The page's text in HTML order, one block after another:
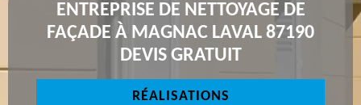
ENTREPRISE DE NETTOYAGE DE
FAÇADE À MAGNAC LAVAL 87190
DEVIS GRATUIT
RÉALISATIONS